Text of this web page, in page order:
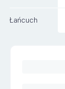
Łańcuch